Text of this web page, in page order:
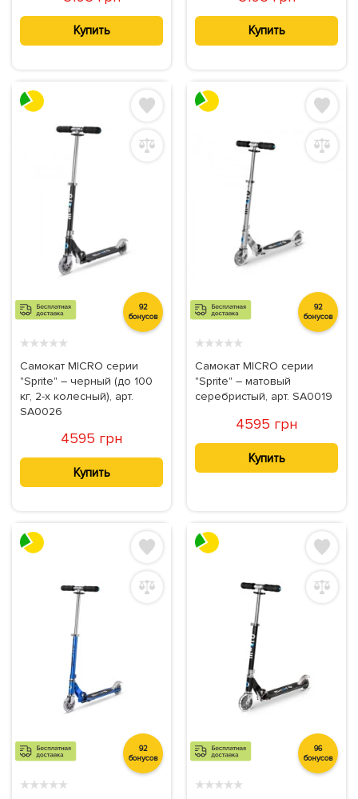
Купить Купить
92
бонусов
★★★★★
Самокат MICRO серии
"Sprite" – черный (до 100
кг, 2-х колесный), арт.
SA0026
4595 грн
Купить
92
бонусов
★★★★★
Самокат MICRO серии
"Sprite" – матовый
серебристый, арт. SA0019
4595 грн
Купить
92
бонусов
★★★★★
96
бонусов
★★★★★